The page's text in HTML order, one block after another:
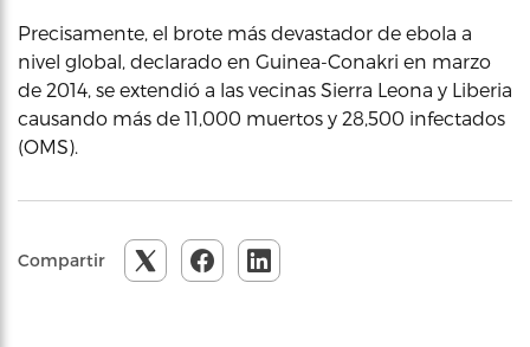
Precisamente, el brote más devastador de ebola a
nivel global, declarado en Guinea-Conakri en marzo
de 2014, se extendió a las vecinas Sierra Leona y Liberia
causando más de 11,000 muertos y 28,500 infectados
(OMS).
Compartir